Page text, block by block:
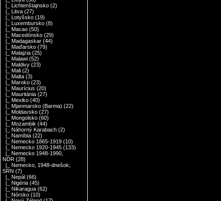
|_ Lichtenštajnsko (2)
|_ Litva (27)
|_ Lotyšsko (19)
|_ Luxembursko (8)
|_ Macao (50)
|_ Macedónsko (29)
|_ Madagaskar (44)
|_ Maďarsko (79)
|_ Malajzia (25)
|_ Malawi (52)
|_ Maldivy (23)
|_ Mali (2)
|_ Malta (3)
|_ Maroko (23)
|_ Maurícius (20)
|_ Mauritánia (27)
|_ Mexiko (40)
|_ Mjanmarsko (Barma) (22)
|_ Moldavsko (27)
|_ Mongolsko (60)
|_ Mozambik (44)
|_ Náhorný Karabach (2)
|_ Namíbia (22)
|_ Nemecko 1865-1919 (10)
|_ Nemecko 1920-1945 (133)
|_ Nemecko 1948-1990,
NDR (28)
|_ Nemecko, 1948-dnešok,
SRN (7)
|_ Nepál (66)
|_ Nigéria (45)
|_ Nikaragua (62)
|_ Nórsko (10)